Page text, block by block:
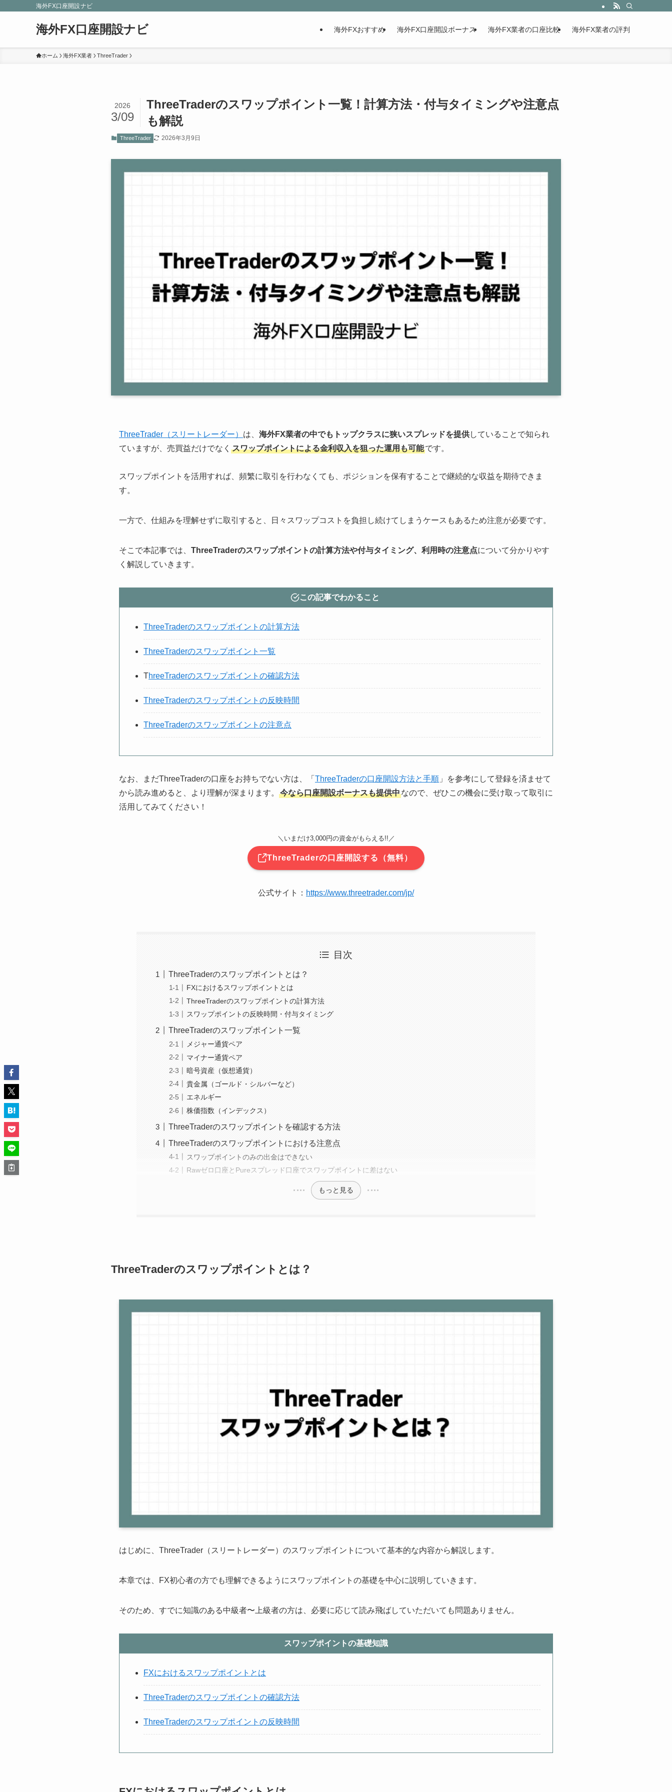
海外FX口座開設ナビ
海外FX口座開設ナビ 海外FXおすすめ 海外FX口座開設ボーナス 海外FX業者の口座比較 海外FX業者の評判
ホーム 海外FX業者 ThreeTrader
ThreeTraderのスワップポイント一覧！計算方法・付与タイミングや注意点
も解説
2026
3/09
ThreeTrader 2026年3月9日
ThreeTrader（スリートレーダー） は、 海外FX業者の中でもトップクラスに狭いスプレッドを提供していることで知られ
ていますが、売買益だけでなく スワップポイントによる金利収入を狙った運用も可能です。
スワップポイントを活用すれば、頻繁に取引を行わなくても、ポジションを保有することで継続的な収益を期待できま
す。
一方で、仕組みを理解せずに取引すると、日々スワップコストを負担し続けてしまうケースもあるため注意が必要です。
そこで本記事では、 ThreeTraderのスワップポイントの計算方法や付与タイミング、利用時の注意点について分かりやす
く解説していきます。
この記事でわかること
ThreeTraderのスワップポイントの計算方法
ThreeTraderのスワップポイント一覧
ThreeTraderのスワップポイントの確認方法
ThreeTraderのスワップポイントの反映時間
ThreeTraderのスワップポイントの注意点
なお、まだThreeTraderの口座をお持ちでない方は、「 ThreeTraderの口座開設方法と手順 」を参考にして登録を済ませて
から読み進めると、より理解が深まります。
今なら口座開設ボーナスも提供中なので、ぜひこの機会に受け取って取引に
活用してみてください！
＼いまだけ3,000円の資金がもらえる!!／
ThreeTraderの口座開設する（無料）
公式サイト： https://www.threetrader.com/jp/
目次
ThreeTraderのスワップポイントとは？
FXにおけるスワップポイントとは
ThreeTraderのスワップポイントの計算方法
スワップポイントの反映時間・付与タイミング
ThreeTraderのスワップポイント一覧
メジャー通貨ペア
マイナー通貨ペア
暗号資産（仮想通貨）
貴金属（ゴールド・シルバーなど）
エネルギー
株価指数（インデックス）
ThreeTraderのスワップポイントを確認する方法
ThreeTraderのスワップポイントにおける注意点
スワップポイントのみの出金はできない
Rawゼロ口座とPureスプレッド口座でスワップポイントに差はない
もっと見る
ThreeTraderのスワップポイントとは？
はじめに、ThreeTrader（スリートレーダー）のスワップポイントについて基本的な内容から解説します。
本章では、FX初心者の方でも理解できるようにスワップポイントの基礎を中心に説明していきます。
そのため、すでに知識のある中級者〜上級者の方は、必要に応じて読み飛ばしていただいても問題ありません。
スワップポイントの基礎知識
FXにおけるスワップポイントとは
ThreeTraderのスワップポイントの確認方法
ThreeTraderのスワップポイントの反映時間